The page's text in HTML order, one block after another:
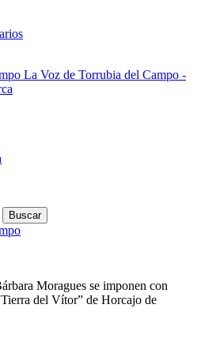
La Voz de Torrubia del Campo -
Moragues se imponen con
del Vítor” de Horcajo de